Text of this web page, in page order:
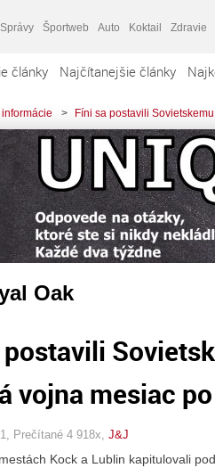
Správy Športweb Auto Koktail Zdravie
články Najčítanejšie články
> Fíni sa postavili
Oak
vojna mesiac
Prečítané 4 918x, J&J
Kock a Lublin kapitulovali